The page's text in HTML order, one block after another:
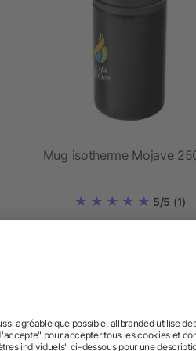
Mug isotherme Mojave
5/5 (1)
dès 1,87 €
avons les